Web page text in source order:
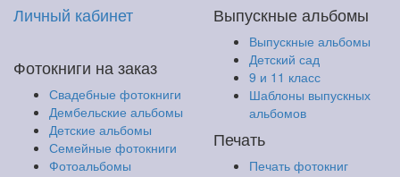
Личный кабинет
Фотокниги на заказ
Свадебные фотокниги
Дембельские альбомы
Детские альбомы
Семейные фотокниги
Фотоальбомы
Выпускные альбомы
Выпускные альбомы
Детский сад
9 и 11 класс
Шаблоны выпускных
альбомов
Печать
Печать фотокниг